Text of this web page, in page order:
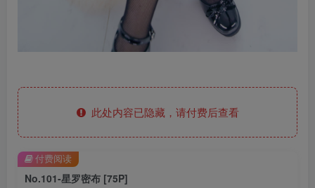
此处内容已隐藏，请付费后查看
No.101-星罗密布 [75P]
付费阅读